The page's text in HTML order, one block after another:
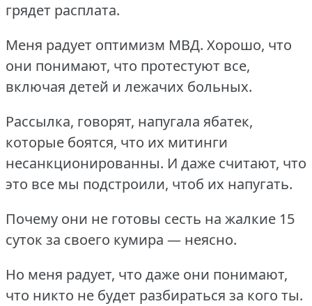
грядет расплата.
Меня радует оптимизм МВД. Хорошо, что
они понимают, что протестуют все,
включая детей и лежачих больных.
Рассылка, говорят, напугала ябатек,
которые боятся, что их митинги
несанкционированны. И даже считают, что
это все мы подстроили, чтоб их напугать.
Почему они не готовы сесть на жалкие 15
суток за своего кумира — неясно.
Но меня радует, что даже они понимают,
что никто не будет разбираться за кого ты.